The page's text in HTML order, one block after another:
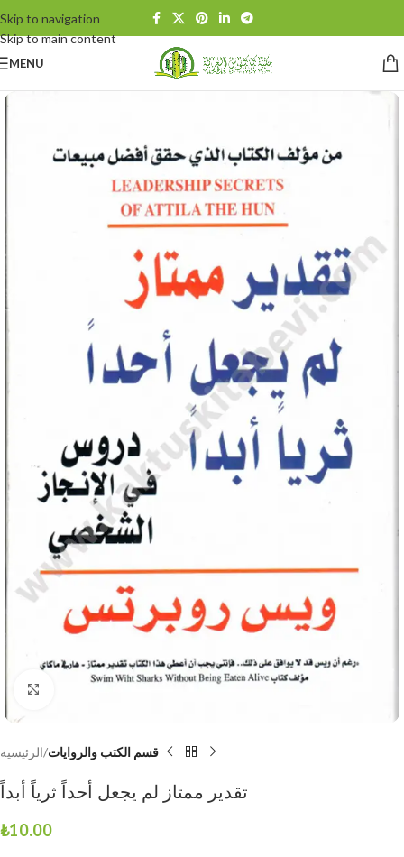
Skip to navigation
Skip to main content
MENU
الرئيسية قسم الكتب والروايات
تقدير ممتاز لم يجعل أحداً ثرياً أبداً
₺10.00